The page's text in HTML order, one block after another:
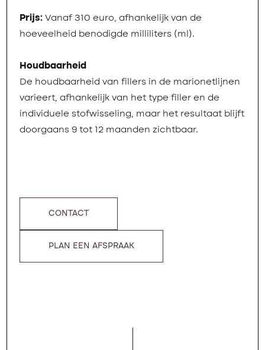
Prijs: Vanaf 310 euro, afhankelijk van de
hoeveelheid benodigde milliliters (ml).
Houdbaarheid
De houdbaarheid van fillers in de marionetlijnen
varieert, afhankelijk van het type filler en de
individuele stofwisseling, maar het resultaat blijft
doorgaans 9 tot 12 maanden zichtbaar.
CONTACT
PLAN EEN AFSPRAAK